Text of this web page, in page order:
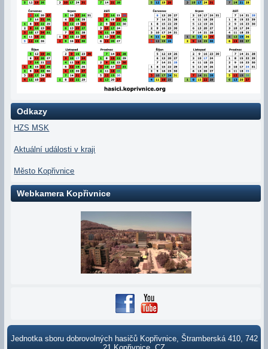
Odkazy
HZS MSK
Aktuální události v kraji
Město Kopřivnice
Webkamera Kopřivnice
Jednotka sboru dobrovolných hasičů Kopřivnice, Štramberská 410, 742